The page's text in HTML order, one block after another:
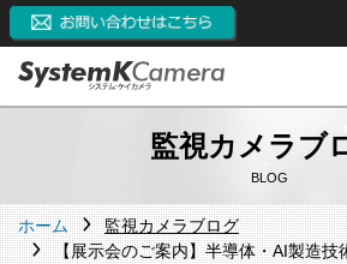
監視カメラブ
BLOG
ホーム
監視カメラブログ
【展示会のご案内】半導体・AI製造技